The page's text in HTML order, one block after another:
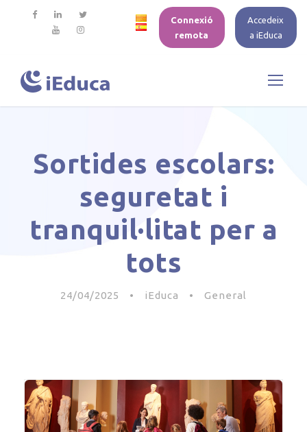
Connexió
remota
Accedeix
a iEduca
Sortides escolars:
seguretat i
tranquil·litat per a
tots
24/04/2025 • iEduca • General